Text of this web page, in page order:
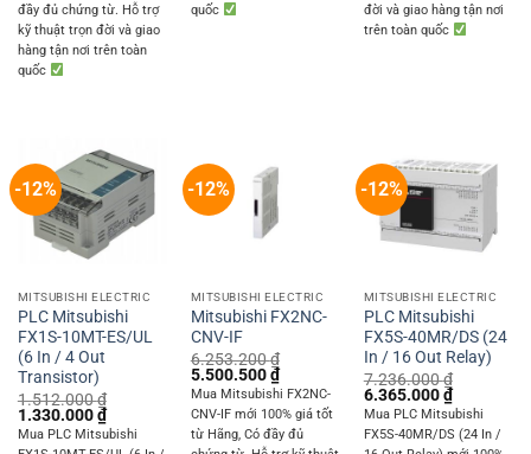
đầy đủ chứng từ. Hỗ trợ
kỹ thuật trọn đời và giao
hàng tận nơi trên toàn
quốc
quốc
đời và giao hàng tận nơi
trên toàn quốc
-12%
MITSUBISHI ELECTRIC
PLC Mitsubishi
FX1S-10MT-ES/UL
(6 In / 4 Out
Transistor)
1.512.000₫
Original
price
was:
1.330.000₫Current
price
is:
Mua PLC Mitsubishi
-12%
MITSUBISHI ELECTRIC
Mitsubishi FX2NC-
CNV-IF
6.253.200₫
Original
price
was:
6.253.200 ₫.
5.500.500₫Current
price
is:
5.500.500 ₫.
Mua Mitsubishi FX2NC-
CNV-IF mới 100% giá tốt
từ Hãng, Có đầy đủ
-12%
MITSUBISHI ELECTRIC
PLC Mitsubishi
FX5S-40MR/DS (24
In / 16 Out Relay)
7.236.000₫
Original
price
was:
7.236.000 ₫.
6.365.000₫Current
price
is:
6.365.000
Mua PLC Mitsubishi
FX5S-40MR/DS (24 In /